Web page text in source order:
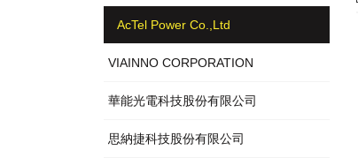
AcTel Power Co.,Ltd
VIAINNO CORPORATION
華能光電科技股份有限公司
思納捷科技股份有限公司